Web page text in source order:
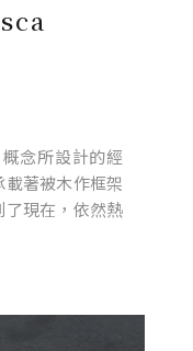
念所設計的經
著被木作框架
現在，依然熱